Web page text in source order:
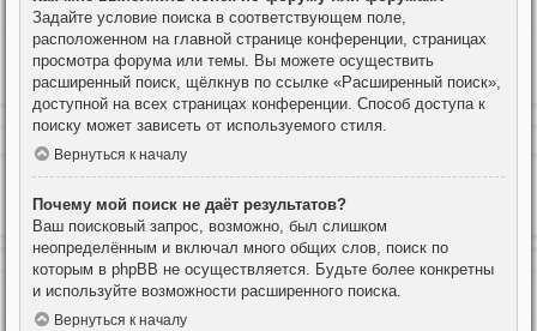
Задайте условие поиска в соответствующем поле,
расположенном на главной странице конференции, страницах
просмотра форума или темы. Вы можете осуществить
расширенный поиск, щёлкнув по ссылке «Расширенный поиск»,
доступной на всех страницах конференции. Способ доступа к
поиску может зависеть от используемого стиля.
Вернуться к началу
Почему мой поиск не даёт результатов?
Ваш поисковый запрос, возможно, был слишком
неопределённым и включал много общих слов, поиск по
которым в phpBB не осуществляется. Будьте более конкретны
и используйте возможности расширенного поиска.
Вернуться к началу